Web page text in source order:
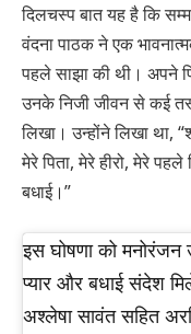
दिलचस्प बात यह है कि
वंदना पाठक ने एक
पहले साझा की थी। अपने
उनके निजी जीवन से कई
लिखा। उन्होंने लिखा था,
मेरे पिता, मेरे हीरो, मेरे
बधाई।”
इस घोषणा को मनोरंजन
प्यार और बधाई संदेश
अश्लेषा सावंत सहित